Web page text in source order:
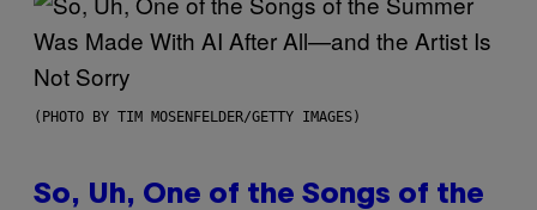
(PHOTO BY TIM MOSENFELDER/GETTY IMAGES)
So, Uh, One of the Songs of the